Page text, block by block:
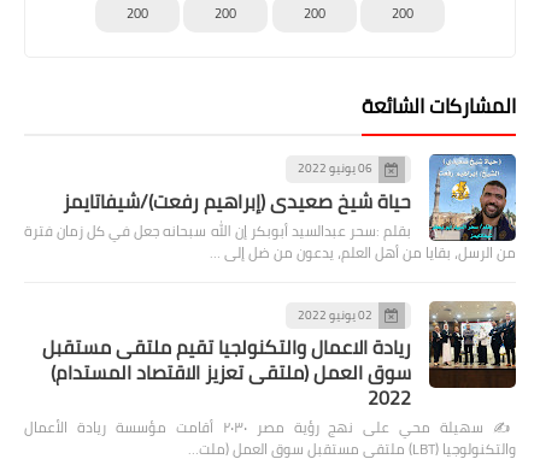
200
200
200
200
المشاركات الشائعة
06 يونيو 2022
حياة شيخ صعيدى (إبراهيم رفعت)/شيفاتايمز
بقلم :سحر عبدالسيد أبوبكر إن الله سبحانه جعل في كل زمان فترة
من الرسل، بقايا من أهل العلم، يدعون من ضل إلى …
02 يونيو 2022
ريادة الاعمال والتكنولجيا تقيم ملتقى مستقبل
سوق العمل (ملتقى تعزيز الاقتصاد المستدام)
2022
✍️ سهيلة محي على نهج رؤية مصر ٢٠٣٠ أقامت مؤسسة ريادة الأعمال
والتكنولوجيا (LBT) ملتقى مستقبل سوق العمل (ملت…